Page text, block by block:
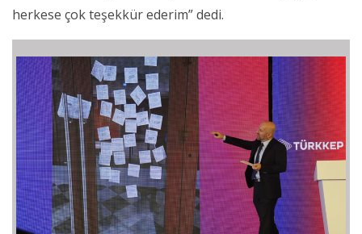
herkese çok teşekkür ederim” dedi.